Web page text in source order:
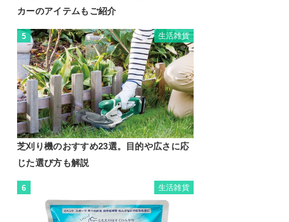
カーのアイテムもご紹介
5 生活雑貨
芝刈り機のおすすめ23選。目的や広さに応
じた選び方も解説
6 生活雑貨